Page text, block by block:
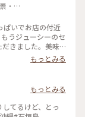
・
ぱいでお店の付近
うジューシーのセ
きました。美味
もっとみる
もっとみる